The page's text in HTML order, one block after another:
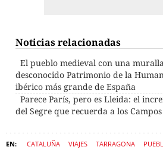
Noticias relacionadas
El pueblo medieval con una
desconocido Patrimonio de la
ibérico más grande de España
Parece París, pero es Lleida: el
del Segre que recuerda a los Campos
CATALUÑA VIAJES TARRAGONA